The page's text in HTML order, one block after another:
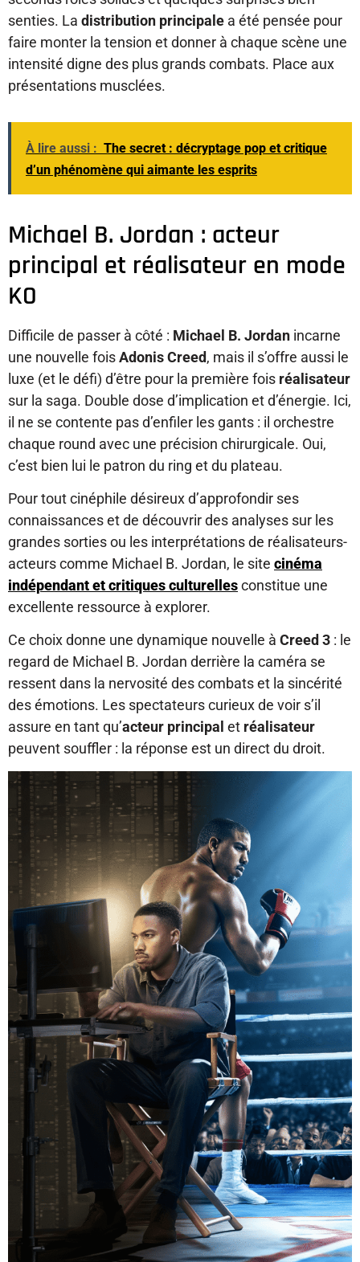
senties. La distribution principale a été pensée pour
faire monter la tension et donner à chaque scène une
intensité digne des plus grands combats. Place aux
présentations musclées.
À lire aussi : The secret : décryptage pop et critique
d’un phénomène qui aimante les esprits
Michael B. Jordan : acteur
principal et réalisateur en mode
KO
Difficile de passer à côté : Michael B. Jordan incarne
une nouvelle foisAdonis Creed, mais il s’offre aussi le
luxe (et le défi) d’être pour la première fois réalisateur
sur la saga. Double dose d’implication et d’énergie. Ici,
il ne se contente pas d’enfiler les gants : il orchestre
chaque round avec une précision chirurgicale. Oui,
c’est bien lui le patron du ring et du plateau.
Pour tout cinéphile désireux d’approfondir ses
connaissances et de découvrir des analyses sur les
grandes sorties ou les interprétations de réalisateurs-
acteurs comme Michael B. Jordan, le site cinéma
indépendant et critiques culturellesconstitue une
excellente ressource à explorer.
Ce choix donne une dynamique nouvelle à Creed 3 : le
regard de Michael B. Jordan derrière la caméra se
ressent dans la nervosité des combats et la sincérité
des émotions. Les spectateurs curieux de voir s’il
assure en tant qu’acteur principal et réalisateur
peuvent souffler : la réponse est un direct du droit.